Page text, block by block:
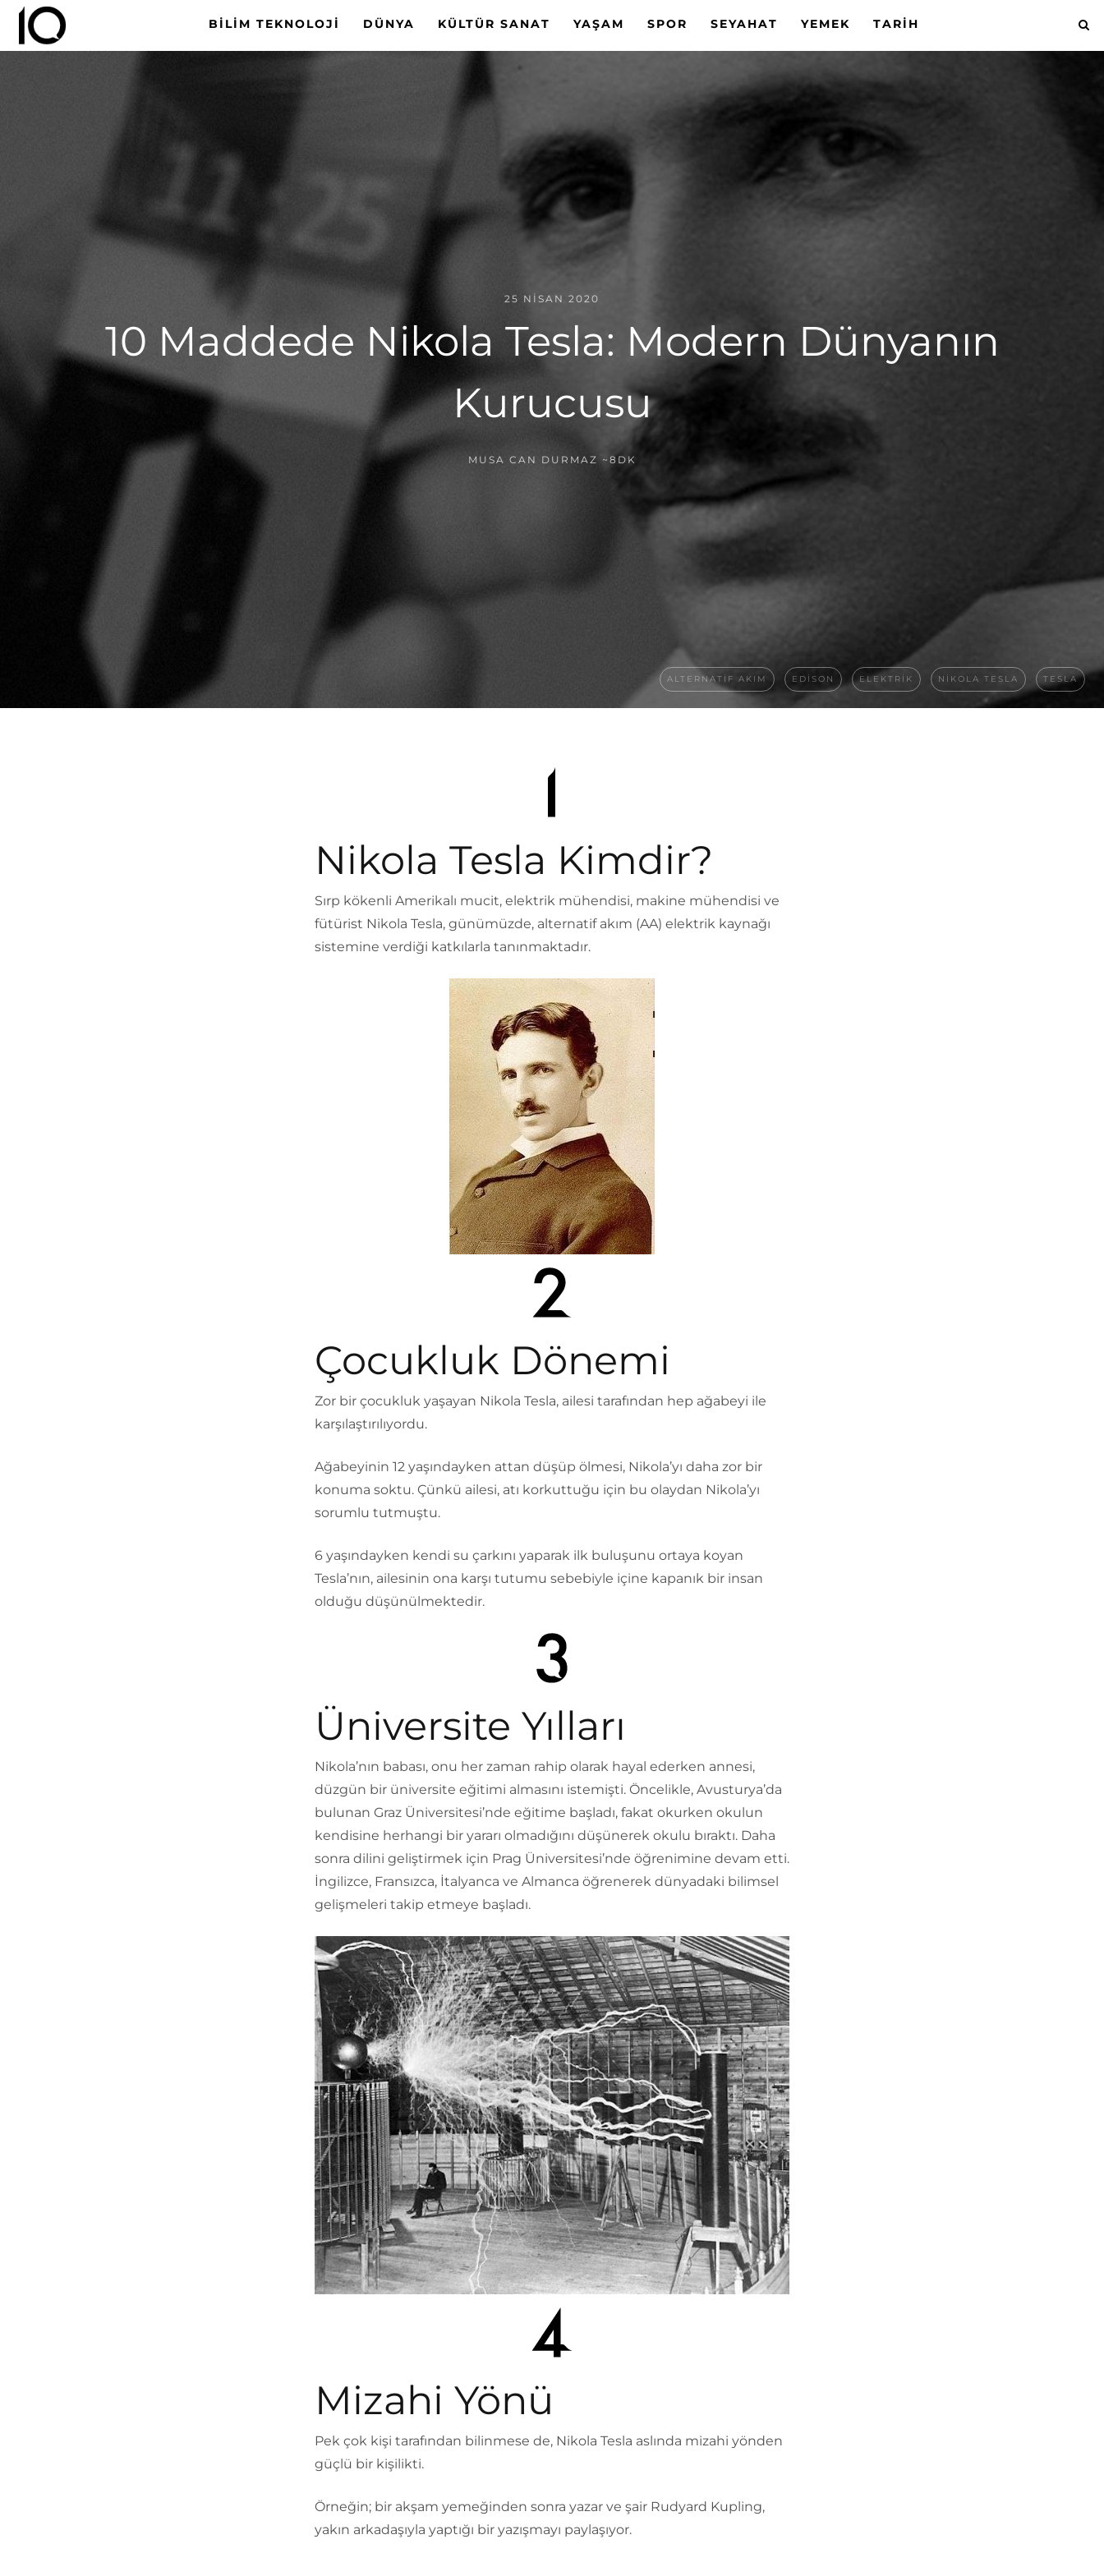
BILIM TEKNOLOJI DÜNYA KÜLTÜR SANAT YAŞAM SPOR SEYAHAT YEMEK TARIH
25 NISAN 2020
10 Maddede Nikola Tesla: Modern Dünyanın
Kurucusu
MUSA CAN DURMAZ ~8DK
ALTERNATIF AKIM EDISON ELEKTRIK NIKOLA TESLA TESLA
Nikola Tesla Kimdir?
Sırp kökenli Amerikalı mucit, elektrik mühendisi, makine mühendisi ve
fütürist Nikola Tesla, günümüzde, alternatif akım (AA) elektrik kaynağı
sistemine verdiği katkılarla tanınmaktadır.
Çocukluk Dönemi
Zor bir çocukluk yaşayan Nikola Tesla, ailesi tarafından hep ağabeyi ile
karşılaştırılıyordu.
Ağabeyinin 12 yaşındayken attan düşüp ölmesi, Nikola’yı daha zor bir
konuma soktu. Çünkü ailesi, atı korkuttuğu için bu olaydan Nikola’yı
sorumlu tutmuştu.
6 yaşındayken kendi su çarkını yaparak ilk buluşunu ortaya koyan
Tesla’nın, ailesinin ona karşı tutumu sebebiyle içine kapanık bir insan
olduğu düşünülmektedir.
Üniversite Yılları
Nikola’nın babası, onu her zaman rahip olarak hayal ederken annesi,
düzgün bir üniversite eğitimi almasını istemişti. Öncelikle, Avusturya’da
bulunan Graz Üniversitesi’nde eğitime başladı, fakat okurken okulun
kendisine herhangi bir yararı olmadığını düşünerek okulu bıraktı. Daha
sonra dilini geliştirmek için Prag Üniversitesi’nde öğrenimine devam etti.
İngilizce, Fransızca, İtalyanca ve Almanca öğrenerek dünyadaki bilimsel
gelişmeleri takip etmeye başladı.
Mizahi Yönü
Pek çok kişi tarafından bilinmese de, Nikola Tesla aslında mizahi yönden
güçlü bir kişilikti.
Örneğin; bir akşam yemeğinden sonra yazar ve şair Rudyard Kupling,
yakın arkadaşıyla yaptığı bir yazışmayı paylaşıyor.